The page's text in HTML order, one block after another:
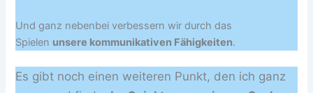
Und ganz nebenbei verbessern wir durch das
Spielen unsere kommunikativen Fähigkeiten.
Es gibt noch einen weiteren Punkt, den ich ganz